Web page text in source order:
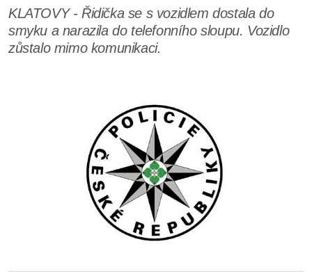
KLATOVY - Řidička se s vozidlem dostala do
smyku a narazila do telefonního sloupu. Vozidlo
zůstalo mimo komunikaci.